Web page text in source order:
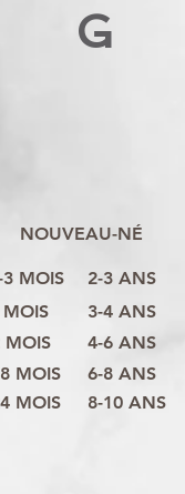
G
NOUVEAU-NÉ
3 MOIS
MOIS
MOIS
MOIS
8-10 ANS
6-8 ANS
4-6 ANS
3-4 ANS
2-3 ANS